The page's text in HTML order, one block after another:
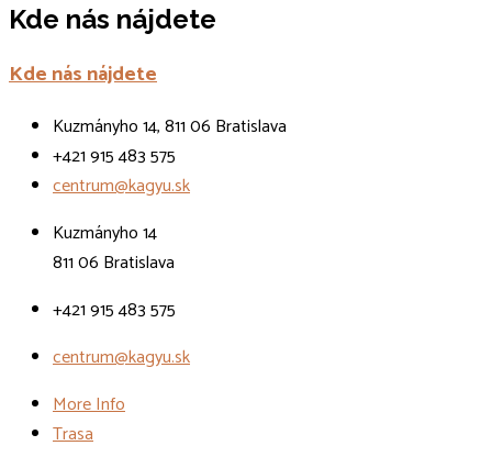
Kde nás nájdete
Kde nás nájdete
Kuzmányho 14, 811 06 Bratislava
+421 915 483 575
centrum@kagyu.sk
Kuzmányho 14
811 06 Bratislava
+421 915 483 575
centrum@kagyu.sk
More Info
Trasa